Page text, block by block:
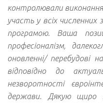
контролювали
участь у всіх численних
програмою. Ваша
професіоналізм,
оновленні/ перебудові
відповідно до
незворотності
держави. Дякую щиро